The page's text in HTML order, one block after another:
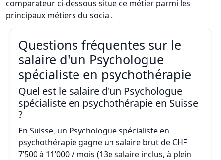
comparateur ci-dessous situe ce métier parmi les
principaux métiers du social.
Questions fréquentes sur le
salaire d'un Psychologue
spécialiste en psychothérapie
Quel est le salaire d'un Psychologue
spécialiste en psychothérapie en Suisse
?
En Suisse, un Psychologue spécialiste en
psychothérapie gagne un salaire brut de CHF
7’500 à 11’000 / mois (13e salaire inclus, à plein